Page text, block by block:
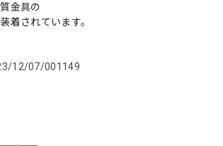
金具の
着されています。
12/07/001149